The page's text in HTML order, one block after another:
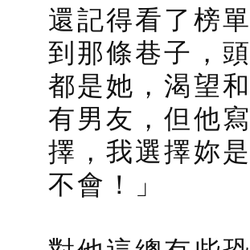
還記得看了榜
到那條巷子，
都是她，渴望
有男友，但他
擇，我選擇妳
不會！」